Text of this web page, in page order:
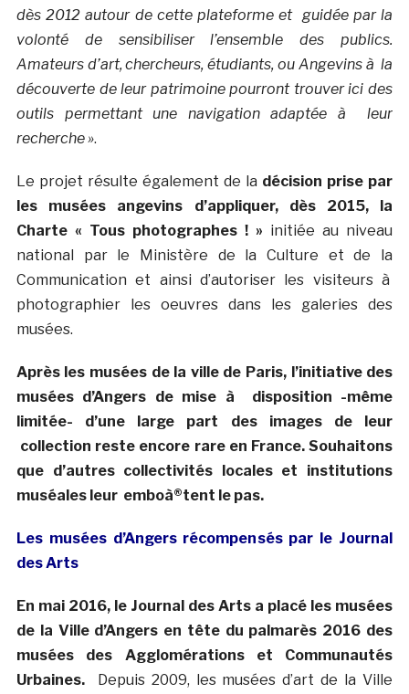
dès 2012 autour de cette plateforme et guidée par la
volonté de sensibiliser l’ensemble des publics.
Amateurs d’art, chercheurs, étudiants, ou Angevins à la
découverte de leur patrimoine pourront trouver ici des
outils permettant une navigation adaptée à leur
recherche ».
Le projet résulte également de la décision prise par
les musées angevins d’appliquer, dès 2015, la
Charte « Tous photographes ! » initiée au niveau
national par le Ministère de la Culture et de la
Communication et ainsi d’autoriser les visiteurs à
photographier les oeuvres dans les galeries des
musées.
Après les musées de la ville de Paris, l’initiative des
musées d’Angers de mise à disposition -même
limitée- d’une large part des images de leur
collection reste encore rare en France. Souhaitons
que d’autres collectivités locales et institutions
muséales leur emboà®tent le pas.
Les musées d’Angers récompensés par le Journal
des Arts
En mai 2016, le Journal des Arts a placé les musées
de la Ville d’Angers en tête du palmarès 2016 des
musées des Agglomérations et Communautés
Urbaines. Depuis 2009, les musées d’art de la Ville